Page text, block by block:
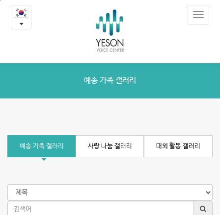
예
송
러
Toggle
예송 가족 갤러리
예송 가족 갤러리 사랑 나눔 갤러리 대외 활동 갤러리